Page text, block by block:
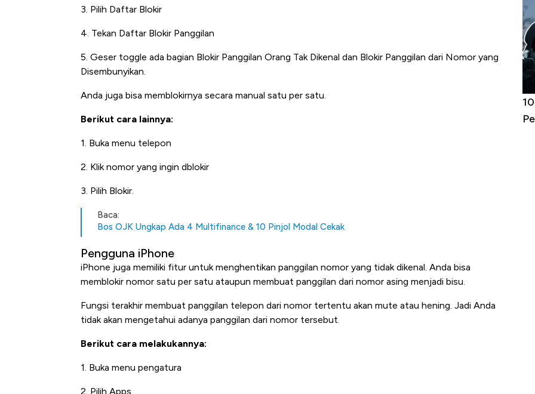
3. Pilih Daftar Blokir
4. Tekan Daftar Blokir Panggilan
5. Geser toggle ada bagian Blokir Panggilan Orang Tak Dikenal dan Blokir Panggilan dari Nomor yang
Disembunyikan.
Anda juga bisa memblokirnya secara manual satu per satu.
Berikut cara lainnya:
1. Buka menu telepon
2. Klik nomor yang ingin dblokir
3. Pilih Blokir.
Baca:
Bos OJK Ungkap Ada 4 Multifinance & 10 Pinjol Modal Cekak
Pengguna iPhone
iPhone juga memiliki fitur untuk menghentikan panggilan nomor yang tidak dikenal. Anda bisa
memblokir nomor satu per satu ataupun membuat panggilan dari nomor asing menjadi bisu.
Fungsi terakhir membuat panggilan telepon dari nomor tertentu akan mute atau hening. Jadi Anda
tidak akan mengetahui adanya panggilan dari nomor tersebut.
Berikut cara melakukannya:
1. Buka menu pengatura
2. Pilih Apps
Kongo Tutup Keran Ekspor, Harga
Tembaga Terbang ke Zona Berbahaya
Adu Panas Kinerja Emiten Minyak RI,